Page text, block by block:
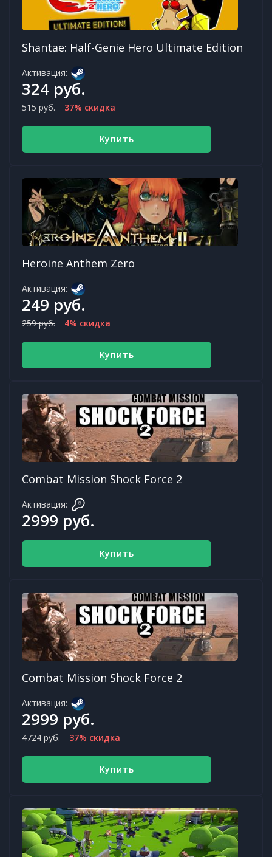
Shantae: Half-Genie Hero Ultimate Edition
Активация:
324 руб.
515 руб. 37% скидка
Купить
Heroine Anthem Zero
Активация:
249 руб.
259 руб. 4% скидка
Купить
Combat Mission Shock Force 2
Активация:
2999 руб.
Купить
Combat Mission Shock Force 2
Активация:
2999 руб.
4724 руб. 37% скидка
Купить